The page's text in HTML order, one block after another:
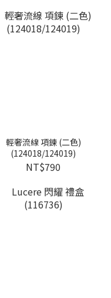
輕奢流線 項鍊 (二色)
(124018/124019)
NT$790